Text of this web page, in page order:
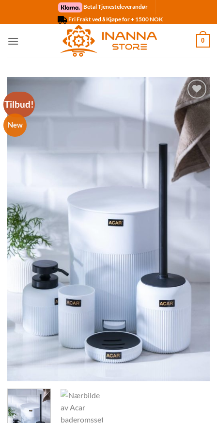
Betal Tjenesteleverandør
Fri Frakt ved å Kjøpe for + 1500 NOK
0
Tilbud!
New
Legg til
ønskelisten